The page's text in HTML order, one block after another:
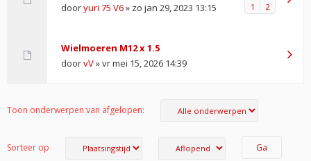
dooryuri 75 V6» zo jan 29, 2023 13:15 1 2
Wielmoeren M12 x 1.5
doorvV» vr mei 15, 2026 14:39
Toon onderwerpen van afgelopen:
Sorteer op